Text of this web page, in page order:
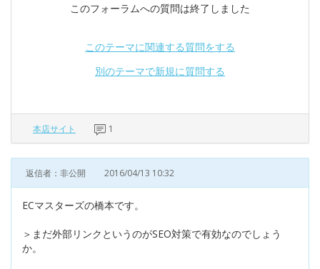
このフォーラムへの質問は終了しました
このテーマに関連する質問をする
別のテーマで新規に質問する
本店サイト 1
返信者：非公開 2016/04/13 10:32
ECマスターズの橋本です。
＞まだ外部リンクというのがSEO対策で有効なのでしょう
か。